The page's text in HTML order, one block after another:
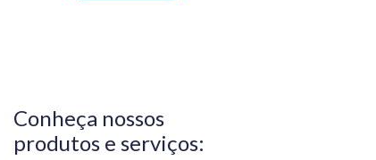
confiabilidade
e
Conheça nossos
produtos e serviços: